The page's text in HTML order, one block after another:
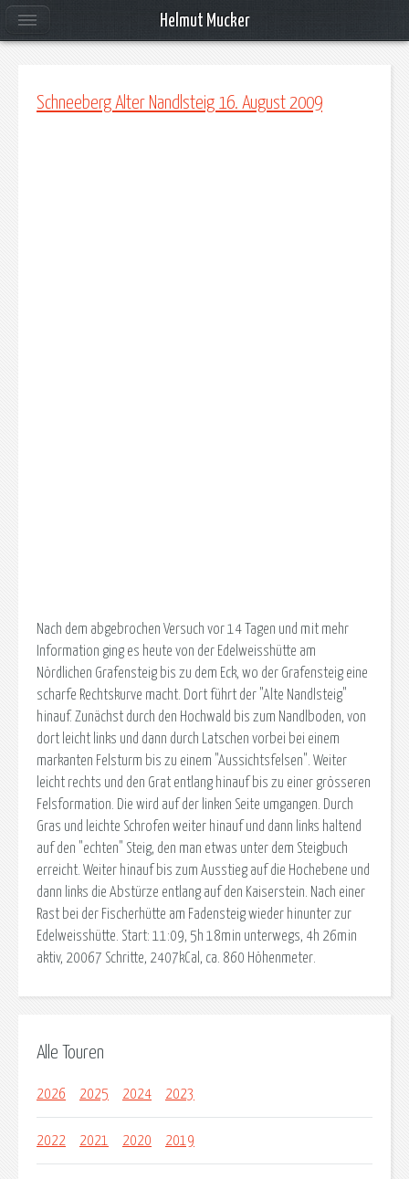
Schneeberg Alter Nandlsteig 16. August 2009
Nach dem abgebrochen Versuch vor 14 Tagen und mit mehr
Information ging es heute von der Edelweisshütte am
Nördlichen Grafensteig bis zu dem Eck, wo der Grafensteig eine
scharfe Rechtskurve macht. Dort führt der "Alte Nandlsteig"
hinauf. Zunächst durch den Hochwald bis zum Nandlboden, von
dort leicht links und dann durch Latschen vorbei bei einem
markanten Felsturm bis zu einem "Aussichtsfelsen". Weiter
leicht rechts und den Grat entlang hinauf bis zu einer grösseren
Felsformation. Die wird auf der linken Seite umgangen. Durch
Gras und leichte Schrofen weiter hinauf und dann links haltend
auf den "echten" Steig, den man etwas unter dem Steigbuch
erreicht. Weiter hinauf bis zum Ausstieg auf die Hochebene und
dann links die Abstürze entlang auf den Kaiserstein. Nach einer
Rast bei der Fischerhütte am Fadensteig wieder hinunter zur
Edelweisshütte. Start: 11:09, 5h 18min unterwegs, 4h 26min
aktiv, 20067 Schritte, 2407kCal, ca. 860 Höhenmeter.
Alle Touren
2026 2025 2024 2023
2022 2021 2020 2019
Helmut Mucker